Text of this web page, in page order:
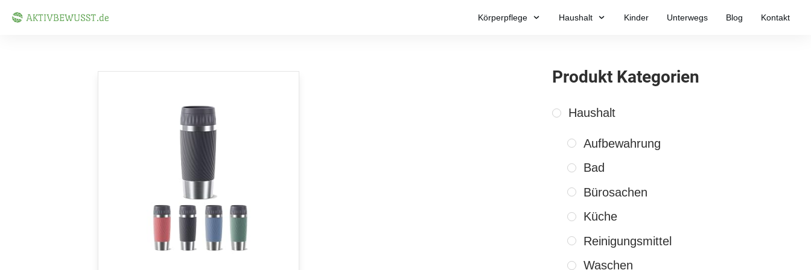
Körperpflege Haushalt Kinder Unterwegs Blog Kontakt
Produkt Kategorien
Haushalt
Aufbewahrung
Bad
Bürosachen
Küche
Reinigungsmittel
Waschen